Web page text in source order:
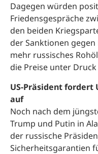
Dagegen würden
Friedensgespräche
den beiden
der Sanktionen
mehr russisches
die Preise unter
US-Präsident fordert
auf
Noch nach dem
Trump und Putin in
der russische
Sicherheitsgarantien